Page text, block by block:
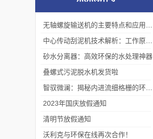
砂水分离器：高效环保的水处理神器
叠螺式污泥脱水机发货啦
2023年国庆放假通知
清明节放假通知
沃利克与环保在线再次合作！